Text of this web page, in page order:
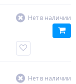
Нет в наличии
Нет в наличии